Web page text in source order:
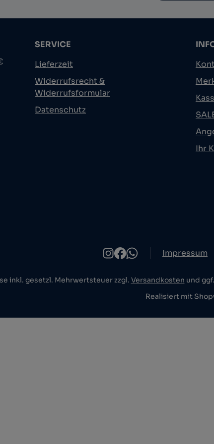
SERVICE
Lieferzeit
Widerrufsrecht &
Widerrufsformular
Datenschutz
Ihr
Impressum
inkl. gesetzl. Mehrwertsteuer zzgl. Versandkosten und
Realisiert mit